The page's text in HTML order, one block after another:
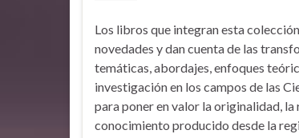
Los libros que integran esta
novedades y dan cuenta de las
temáticas, abordajes, enfoques
investigación en los campos de las
para poner en valor la originalidad,
conocimiento producido desde la